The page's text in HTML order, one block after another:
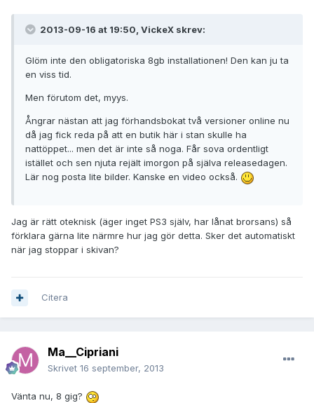
2013-09-16 at 19:50, VickeX skrev:
Glöm inte den obligatoriska 8gb installationen! Den kan ju ta
en viss tid.
Men förutom det, myys.
Ångrar nästan att jag förhandsbokat två versioner online nu
då jag fick reda på att en butik här i stan skulle ha
nattöppet... men det är inte så noga. Får sova ordentligt
istället och sen njuta rejält imorgon på själva releasedagen.
Lär nog posta lite bilder. Kanske en video också.
Jag är rätt oteknisk (äger inget PS3 själv, har lånat brorsans) så
förklara gärna lite närmre hur jag gör detta. Sker det automatiskt
när jag stoppar i skivan?
Citera
Ma__Cipriani
Skrivet 16 september, 2013
Vänta nu, 8 gig?